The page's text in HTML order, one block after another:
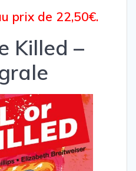
prix de 22,50€.
Killed –